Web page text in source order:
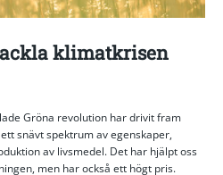
klimatkrisen
Gröna revolution har drivit fram
snävt spektrum av egenskaper,
av livsmedel. Det har hjälpt oss
men har också ett högt pris.